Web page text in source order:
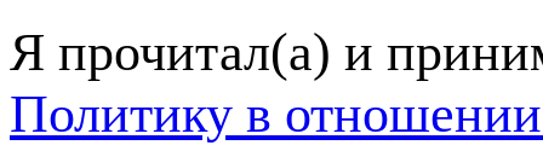
Я прочитал(а) и
Политику в